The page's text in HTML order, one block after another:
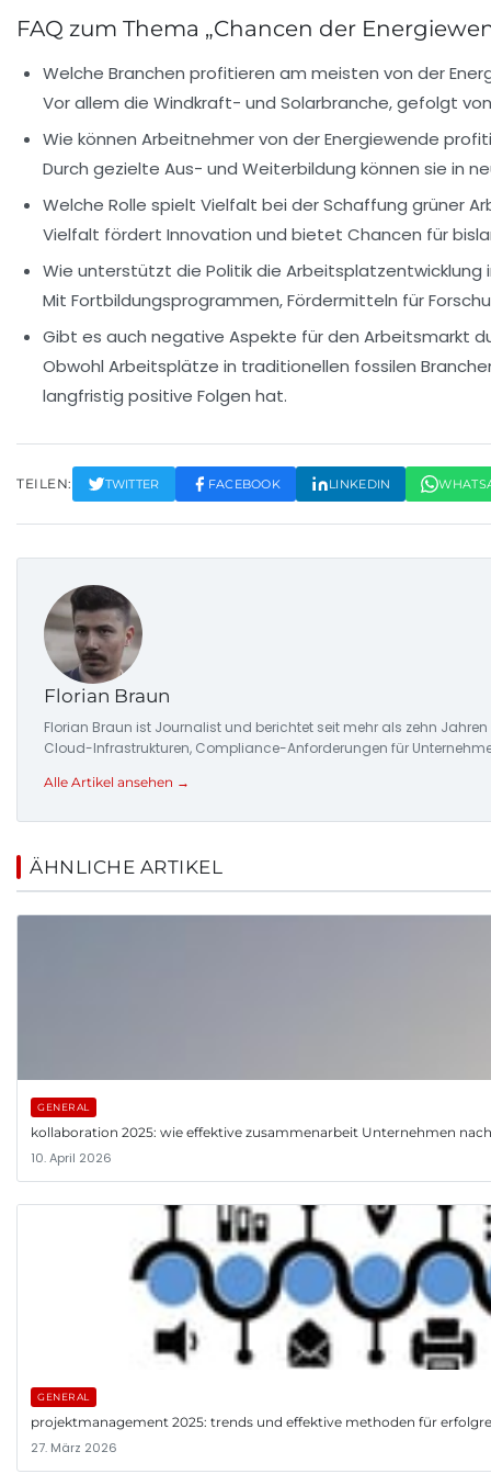
FAQ zum Thema „Chancen der
Welche Branchen profitieren am meisten von der
Vor allem die Windkraft- und Solarbranche, gefolgt
Wie können Arbeitnehmer von der Energiewende
Durch gezielte Aus- und Weiterbildung können sie in
Welche Rolle spielt Vielfalt bei der Schaffung grüner
Vielfalt fördert Innovation und bietet Chancen für
Wie unterstützt die Politik die Arbeitsplatzentwicklung
Mit Fortbildungsprogrammen, Fördermitteln für
Gibt es auch negative Aspekte für den Arbeitsmarkt
Obwohl Arbeitsplätze in traditionellen fossilen
langfristig positive Folgen hat.
TEILEN: TWITTER FACEBOOK LINKEDIN
Florian Braun
Florian Braun ist Journalist und berichtet seit mehr als zehn
Cloud-Infrastrukturen, Compliance-Anforderungen für
Alle Artikel ansehen →
ÄHNLICHE ARTIKEL
GENERAL
kollaboration 2025: wie effektive zusammenarbeit Unternehmen
10. April 2026
GENERAL
projektmanagement 2025: trends und effektive methoden für
27. März 2026